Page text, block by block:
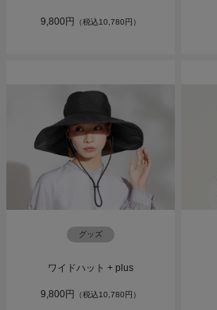
9,800円 （税込10,780円）
グッズ
ワイドハット + plus
9,800円 （税込10,780円）